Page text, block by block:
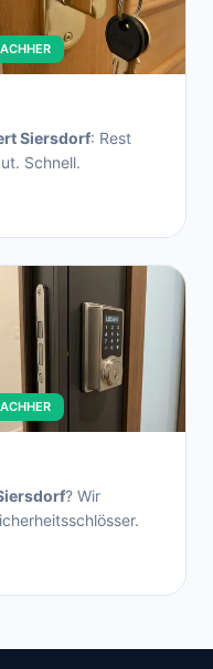
Siersdorf: Rest
Schnell.
? Wir